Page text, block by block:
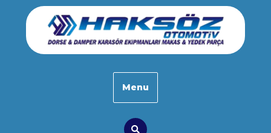
content
Menu
Search